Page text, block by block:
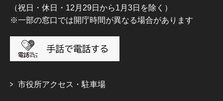
（祝日・休日・12月29日から1月3日を除く）
※一部の窓口では開庁時間が異なる場合があります
市役所アクセス・駐車場